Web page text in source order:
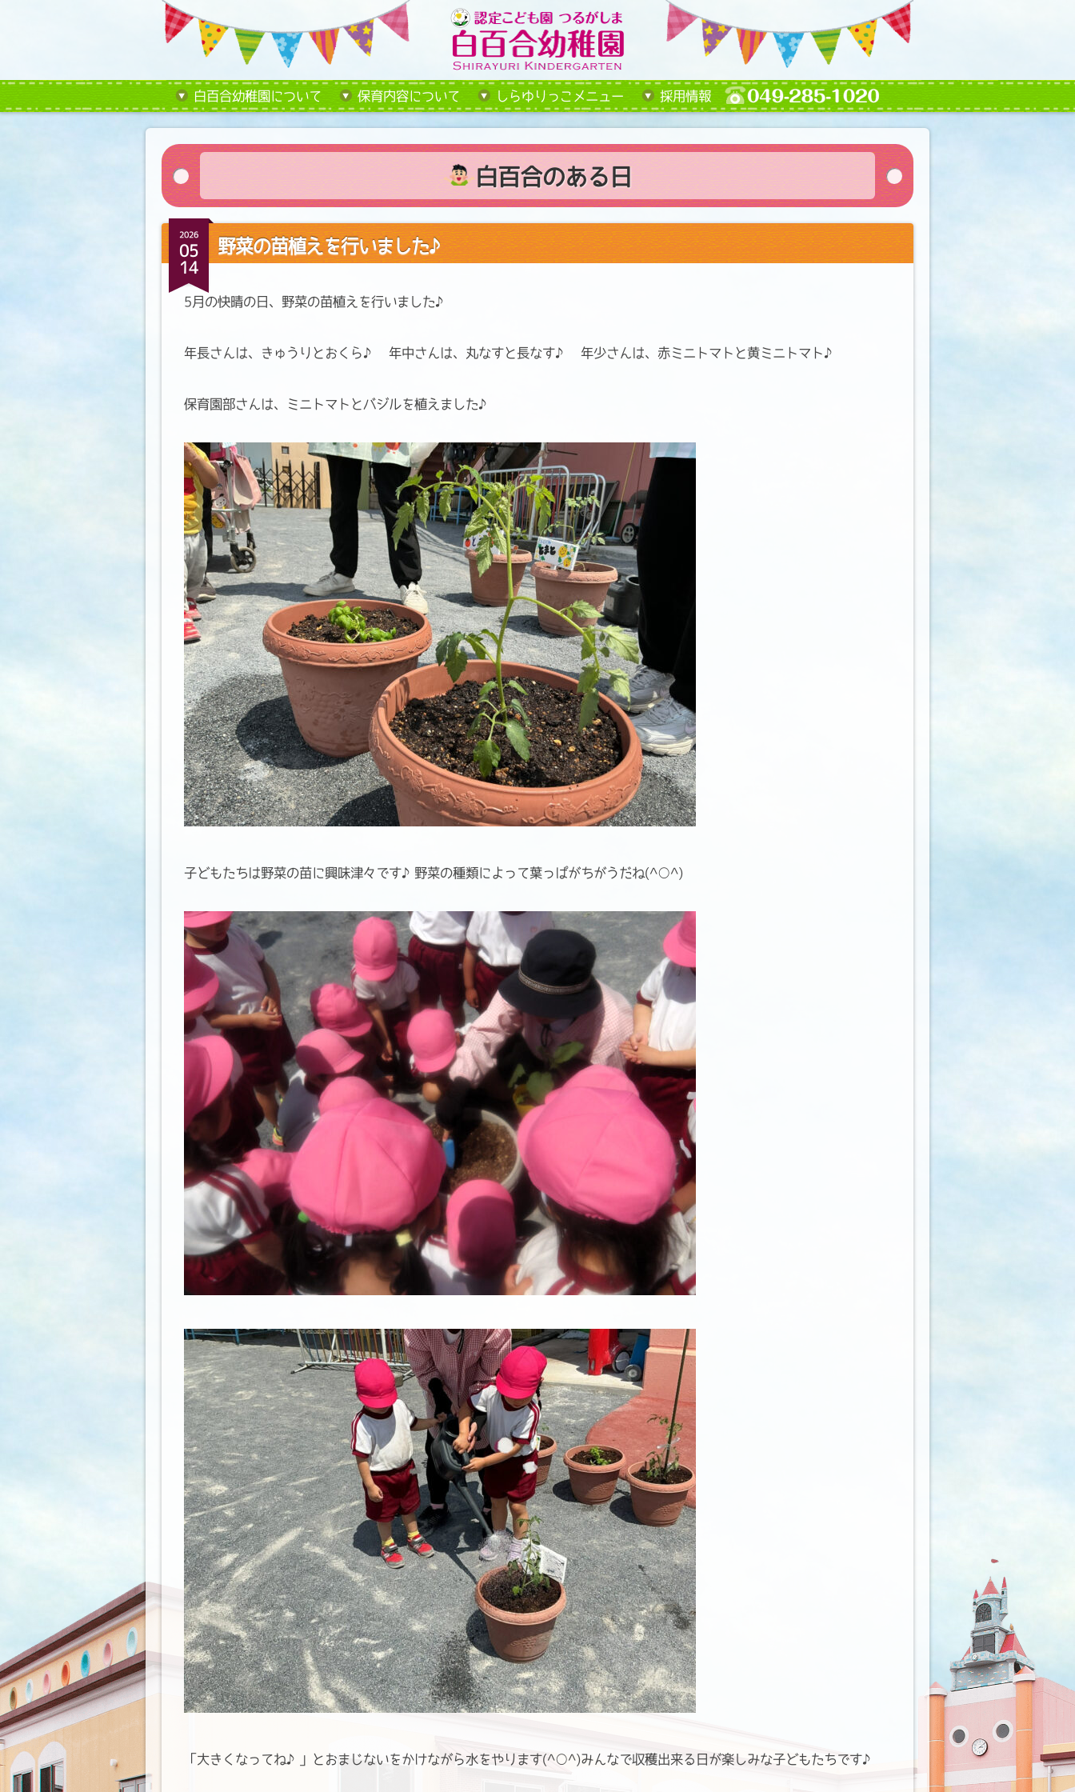
白百合幼稚園について 保育内容について しらゆりっこメニュー 採用情報
白百合のある日
野菜の苗植えを行いました♪
2026
05
14
5月の快晴の日、野菜の苗植えを行いました♪
年長さんは、きゅうりとおくら♪ 年中さんは、丸なすと長なす♪ 年少さんは、赤ミニトマトと黄ミニトマト♪
保育園部さんは、ミニトマトとバジルを植えました♪
子どもたちは野菜の苗に興味津々です♪野菜の種類によって葉っぱがちがうだね(^○^)
「大きくなってね♪」とおまじないをかけながら水をやります(^○^)みんなで収穫出来る日が楽しみな子どもたちです♪